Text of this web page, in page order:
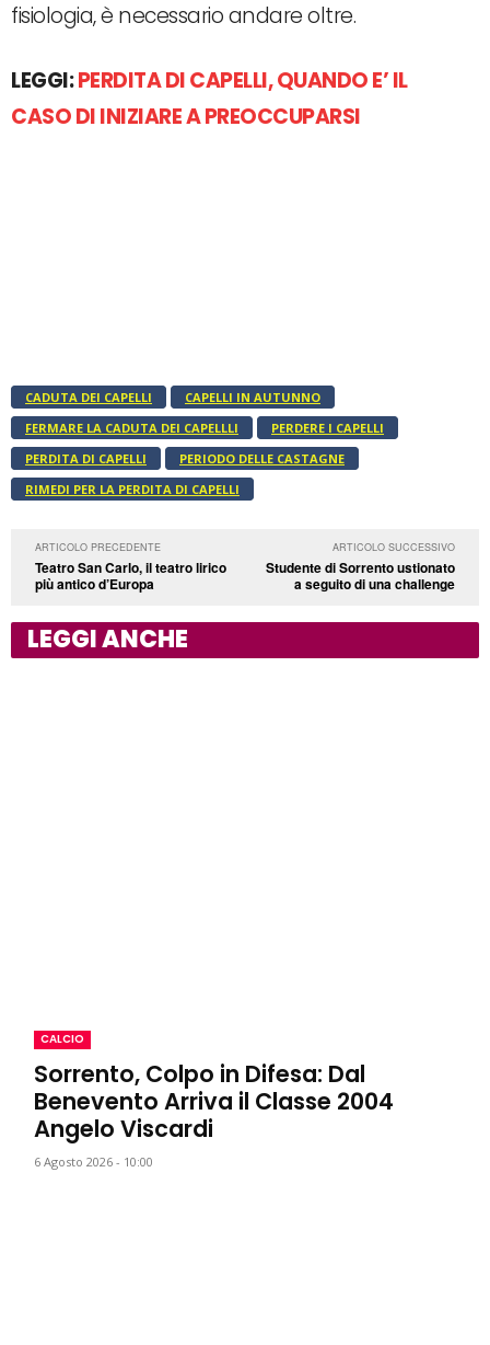
fisiologia, è necessario andare oltre.
LEGGI:PERDITA DI CAPELLI, QUANDO E’ IL
CASO DI INIZIARE A PREOCCUPARSI
CADUTA DEI CAPELLI
CAPELLI IN AUTUNNO
FERMARE LA CADUTA DEI CAPELLLI
PERDERE I CAPELLI
PERDITA DI CAPELLI
PERIODO DELLE CASTAGNE
RIMEDI PER LA PERDITA DI CAPELLI
ARTICOLO PRECEDENTE
Teatro San Carlo, il teatro lirico
più antico d’Europa
ARTICOLO SUCCESSIVO
Studente di Sorrento ustionato
a seguito di una challenge
LEGGI ANCHE
CALCIO
Sorrento, Colpo in Difesa: Dal
Benevento Arriva il Classe 2004
Angelo Viscardi
6 Agosto 2026 - 10:00